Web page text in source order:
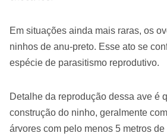
Em situações ainda mais raras, os
ninhos de anu-preto. Esse ato se
espécie de parasitismo reprodutivo.
Detalhe da reprodução dessa ave é
construção do ninho, geralmente
árvores com pelo menos 5 metros